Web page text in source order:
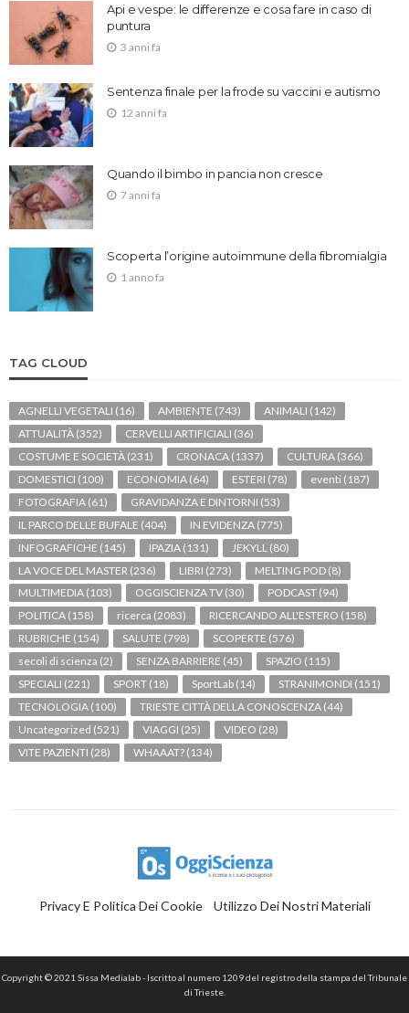
Api e vespe: le differenze e cosa fare in caso di
puntura
3 anni fa
Sentenza finale per la frode su vaccini e autismo
12 anni fa
Quando il bimbo in pancia non cresce
7 anni fa
Scoperta l’origine autoimmune della fibromialgia
1 anno fa
TAG CLOUD
AGNELLI VEGETALI (16) AMBIENTE (743) ANIMALI (142)
ATTUALITÀ (352) CERVELLI ARTIFICIALI (36)
COSTUME E SOCIETÀ (231) CRONACA (1337) CULTURA (366)
DOMESTICI (100) ECONOMIA (64) ESTERI (78) eventi (187)
FOTOGRAFIA (61) GRAVIDANZA E DINTORNI (53)
IL PARCO DELLE BUFALE (404) IN EVIDENZA (775)
INFOGRAFICHE (145) IPAZIA (131) JEKYLL (80)
LA VOCE DEL MASTER (236) LIBRI (273) MELTING POD (8)
MULTIMEDIA (103) OGGISCIENZA TV (30) PODCAST (94)
POLITICA (158) ricerca (2083) RICERCANDO ALL'ESTERO (158)
RUBRICHE (154) SALUTE (798) SCOPERTE (576)
secoli di scienza (2) SENZA BARRIERE (45) SPAZIO (115)
SPECIALI (221) SPORT (18) SportLab (14) STRANIMONDI (151)
TECNOLOGIA (100) TRIESTE CITTÀ DELLA CONOSCENZA (44)
Uncategorized (521) VIAGGI (25) VIDEO (28)
VITE PAZIENTI (28) WHAAAT? (134)
Privacy E Politica Dei Cookie Utilizzo Dei Nostri Materiali
Copyright © 2021 Sissa Medialab - Iscritto al numero 1209 del registro della stampa del Tribunale
di Trieste.